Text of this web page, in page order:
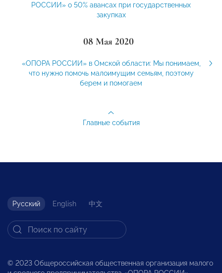
РОССИИ» о 50% авансах при государственных
закупках
08 Мая 2020
«ОПОРА РОССИИ» в Омской области: Мы понимаем,
что нужно помочь малоимущим семьям, поэтому
берем и помогаем
Главные события
Русский English 中文
© 2023 Общероссийская общественная организация малого